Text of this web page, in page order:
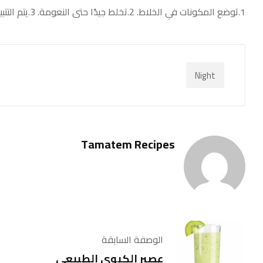
1.توضع المكونات في الخلاط. 2.تخلط جيدًا حتى النعومة. 3.يتم التتبيل والتقديم.
Night
Tamatem Recipes
الوصفة السابقة
عصير الكيوي الطبيعي